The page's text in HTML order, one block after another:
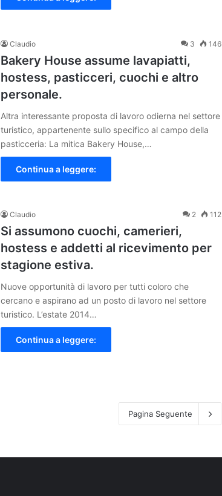
Claudio 3 146
Bakery House assume lavapiatti,
hostess, pasticceri, cuochi e altro
personale.
Altra interessante proposta di lavoro odierna nel settore
turistico, appartenente sullo specifico al campo della
pasticceria: La mitica Bakery House,…
Continua a leggere:
Claudio 2 112
Si assumono cuochi, camerieri,
hostess e addetti al ricevimento per
stagione estiva.
Nuove opportunità di lavoro per tutti coloro che
cercano e aspirano ad un posto di lavoro nel settore
turistico. L’estate 2014…
Continua a leggere:
Pagina Seguente